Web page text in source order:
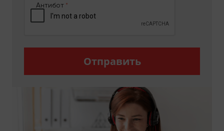
Антибот
Отправить